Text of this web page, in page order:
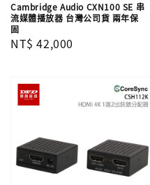
Cambridge Audio CXN100 SE 串
流媒體播放器 台灣公司貨 兩年保
固
Regular
NT$ 42,000